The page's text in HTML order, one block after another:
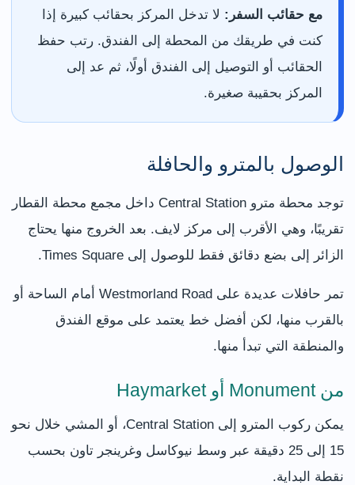
مع حقائب السفر: لا تدخل المركز بحقائب كبيرة إذا
كنت في طريقك من المحطة إلى الفندق. رتب حفظ
الحقائب أو التوصيل إلى الفندق أولًا، ثم عد إلى
المركز بحقيبة صغيرة.
الوصول بالمترو والحافلة
توجد محطة مترو Central Station داخل مجمع محطة القطار
تقريبًا، وهي الأقرب إلى مركز لايف. بعد الخروج منها يحتاج
الزائر إلى بضع دقائق فقط للوصول إلى Times Square.
تمر حافلات عديدة على Westmorland Road أمام الساحة أو
بالقرب منها، لكن أفضل خط يعتمد على موقع الفندق
والمنطقة التي تبدأ منها.
من Monument أو Haymarket
يمكن ركوب المترو إلى Central Station، أو المشي خلال نحو
15 إلى 25 دقيقة عبر وسط نيوكاسل وغرينجر تاون بحسب
نقطة البداية.